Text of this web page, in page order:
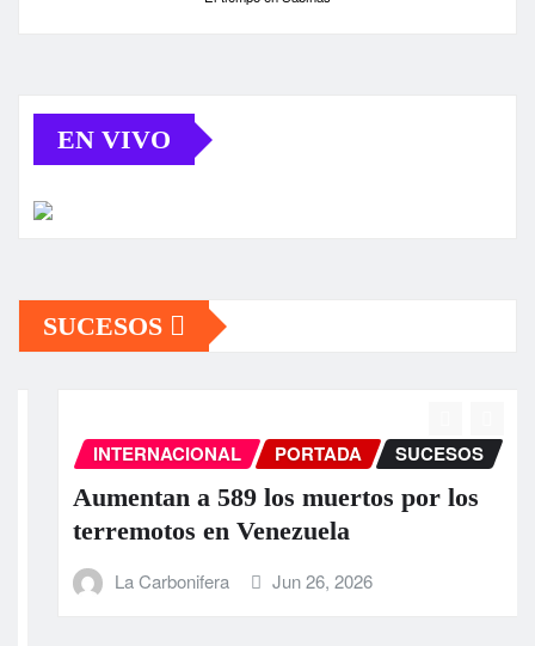
EN VIVO
SUCESOS
INTERNACIONAL PORTADA SUCESOS
Aumentan a 589 los muertos por los
terremotos en Venezuela
La Carbonifera Jun 26, 2026